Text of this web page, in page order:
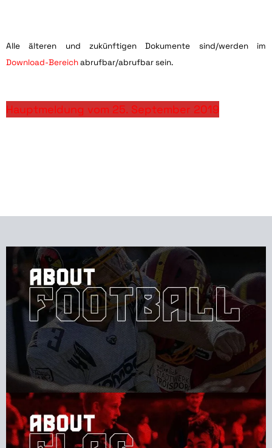
Alle älteren und zukünftigen Dokumente sind/werden im
Download-Bereichabrufbar/abrufbar sein.
Hauptmeldung vom 25. September 2019